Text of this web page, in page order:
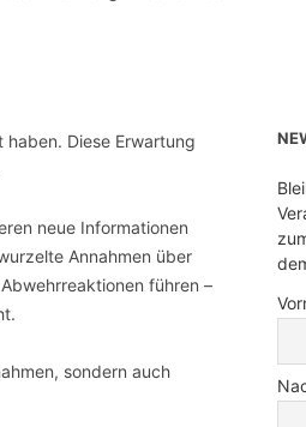
Diese Erwartung
neue Informationen
Annahmen über
führen –
sondern auch